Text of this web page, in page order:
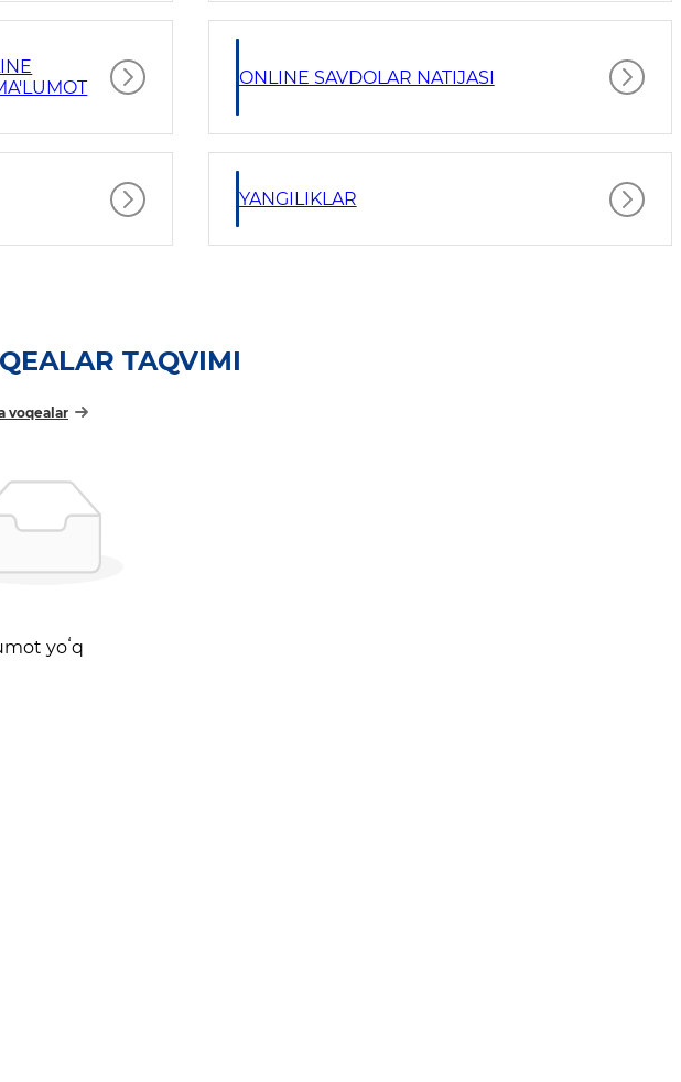
ONLINE SAVDOLAR NATIJASI
YANGILIKLAR
TAQVIMI
voqealar
yoʻq